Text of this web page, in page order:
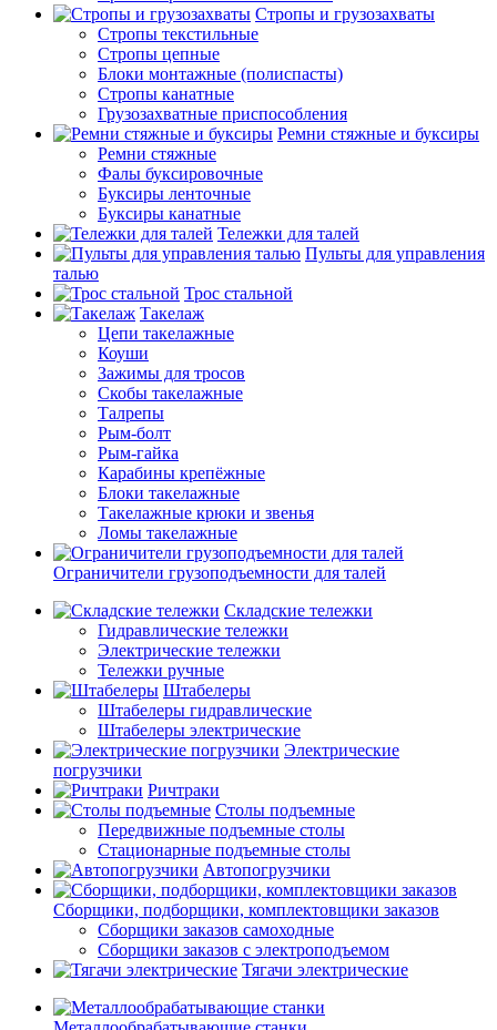
Стропы и грузозахваты
Стропы текстильные
Стропы цепные
Блоки монтажные (полиспасты)
Стропы канатные
Грузозахватные приспособления
Ремни стяжные и буксиры
Ремни стяжные
Фалы буксировочные
Буксиры ленточные
Буксиры канатные
Тележки для талей
Пульты для управления
талью
Трос стальной
Такелаж
Цепи такелажные
Коуши
Зажимы для тросов
Скобы такелажные
Талрепы
Рым-болт
Рым-гайка
Карабины крепёжные
Блоки такелажные
Такелажные крюки и звенья
Ломы такелажные
Ограничители грузоподъемности для талей
Складские тележки
Гидравлические тележки
Электрические тележки
Тележки ручные
Штабелеры
Штабелеры гидравлические
Штабелеры электрические
Электрические
погрузчики
Ричтраки
Столы подъемные
Передвижные подъемные столы
Стационарные подъемные столы
Автопогрузчики
Сборщики, подборщики, комплектовщики заказов
Сборщики заказов самоходные
Сборщики заказов с электроподъемом
Тягачи электрические